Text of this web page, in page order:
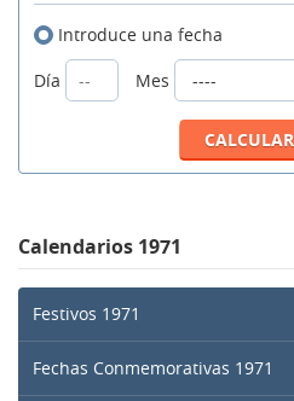
Introduce una fecha
Día
Mes
Calendarios 1971
Festivos 1971
Fechas Conmemorativas 1971